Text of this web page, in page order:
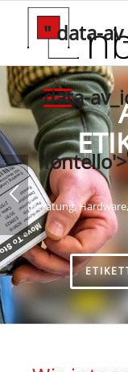
" data-
data-
fontello'>
Beratung,